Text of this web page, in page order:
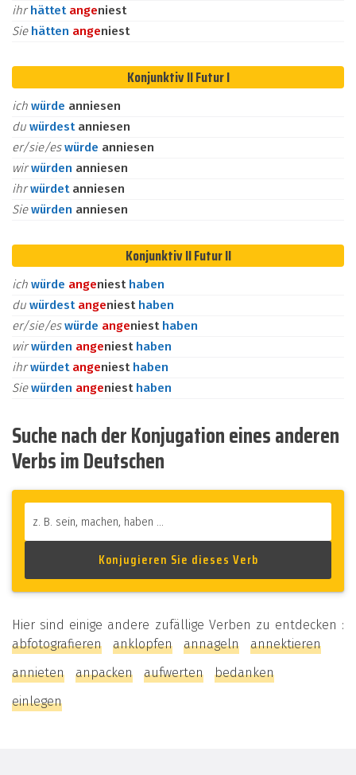
ihrhättet angeniest
Sie hätten angeniest
Konjunktiv II Futur I
ich würde anniesen
du würdest anniesen
er/sie/eswürde anniesen
wirwürden anniesen
ihrwürdet anniesen
Siewürden anniesen
Konjunktiv II Futur II
ich würde angeniest haben
du würdest angeniest haben
er/sie/eswürde angeniest haben
wirwürden angeniest haben
ihrwürdet angeniest haben
Siewürden angeniest haben
Suche nach der Konjugation eines anderen
Verbs im Deutschen
Hier sind einige andere zufällige Verben zu entdecken :
abfotografieren
anklopfen annageln
annektieren
annieten
anpacken aufwerten
bedanken
einlegen